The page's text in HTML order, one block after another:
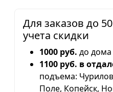
Для заказов до
учета скидки
1000 руб. до
1100 руб. в
подъема:
Поле, Копейск,